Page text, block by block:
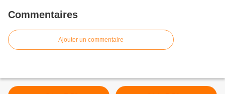
Commentaires
Ajouter un commentaire